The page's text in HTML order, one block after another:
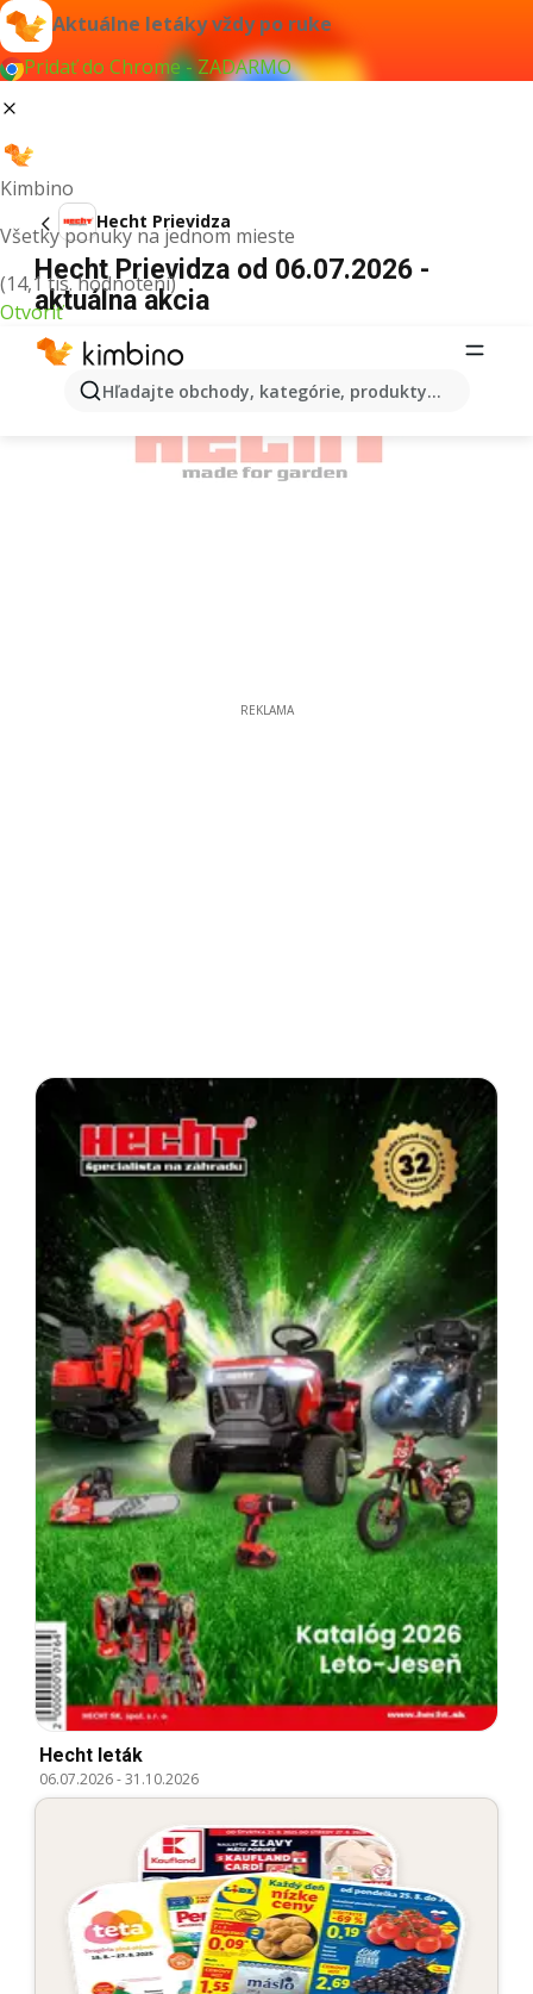
Aktuálne letáky vždy po ruke
Pridať do Chrome - ZADARMO
Kimbino
Všetky ponuky na jednom mieste
(14,1 tis. hodnotení)
Otvoriť
Hľadajte obchody, kategórie, produkty...
Hecht Prievidza
Hecht Prievidza od 06.07.2026 -
aktuálna akcia
REKLAMA
Hecht leták
06.07.2026-31.10.2026